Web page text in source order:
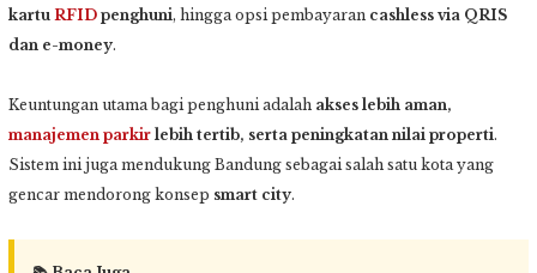
kartu RFID penghuni, hingga opsi pembayaran cashless via QRIS
dan e-money.
Keuntungan utama bagi penghuni adalah akses lebih aman,
manajemen parkir lebih tertib, serta peningkatan nilai properti.
Sistem ini juga mendukung Bandung sebagai salah satu kota yang
gencar mendorong konsep smart city.